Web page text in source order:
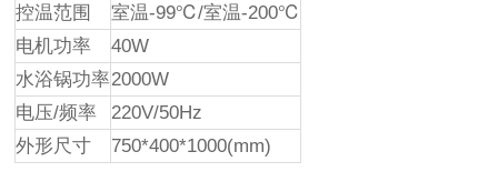
控温范围
室温-99℃/室温-200℃
电机功率
40W
水浴锅功率2000W
电压/频率
220V/50Hz
外形尺寸
750*400*1000(mm)